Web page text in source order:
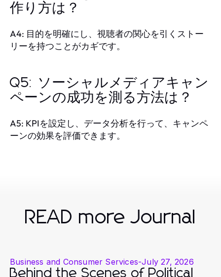
作り方は？
A4: 目的を明確にし、視聴者の関心を引くストー
リーを持つことがカギです。
Q5: ソーシャルメディアキャン
ペーンの成功を測る方法は？
A5: KPIを設定し、データ分析を行って、キャンペ
ーンの効果を評価できます。
READ more Journal
Business and Consumer Services-July 27, 2026
Behind the Scenes of Political